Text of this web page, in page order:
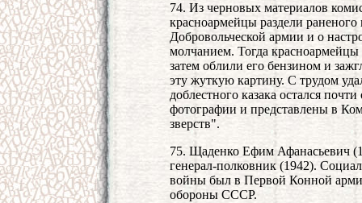
74. Из черновых материалов
красноармейцы раздели
Добровольческой армии и о
молчанием. Тогда
затем облили его бензином и
эту жуткую картину. С трудом
доблестного казака остался
фотографии и представлены в
зверств".
75. Щаденко Ефим Афанасьевич
генерал-полковник (1942).
войны был в Первой Конной
обороны СССР.